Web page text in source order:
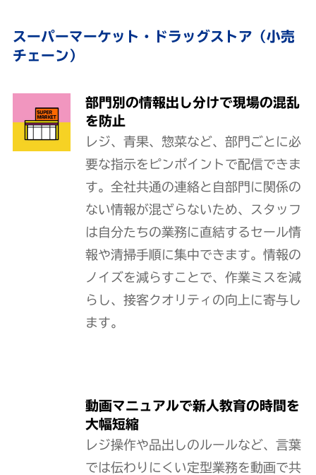
スーパーマーケット・ドラッグストア（小売
チェーン）
部門別の情報出し分けで現場の混乱
を防止
レジ、青果、惣菜など、部門ごとに必
要な指示をピンポイントで配信できま
す。全社共通の連絡と自部門に関係の
ない情報が混ざらないため、スタッフ
は自分たちの業務に直結するセール情
報や清掃手順に集中できます。情報の
ノイズを減らすことで、作業ミスを減
らし、接客クオリティの向上に寄与し
ます。
動画マニュアルで新人教育の時間を
大幅短縮
レジ操作や品出しのルールなど、言葉
では伝わりにくい定型業務を動画で共